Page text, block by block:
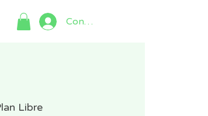
Connexion
Libre